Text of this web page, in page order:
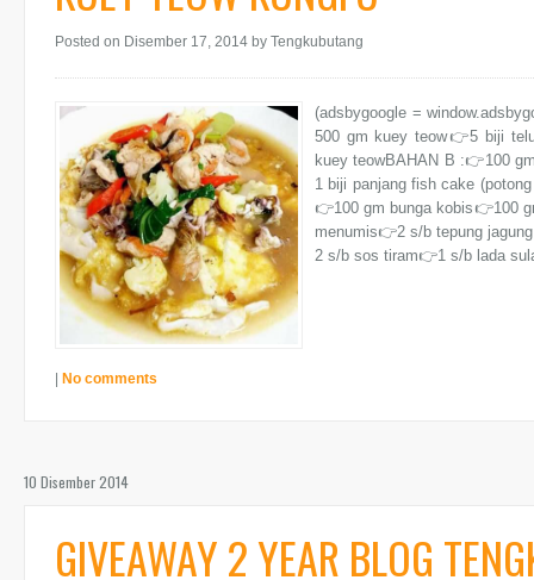
Posted on Disember 17, 2014 by Tengkubutang
(adsbygoogle =
500 gm kuey teow👉5 biji
kuey teowBAHAN B :👉100
1 biji panjang fish cake
👉100 gm bunga kobis👉100
menumis👉2 s/b tepung
2 s/b sos tiram👉1 s/b lada
No comments
10 Disember 2014
GIVEAWAY 2 YEAR BLOG